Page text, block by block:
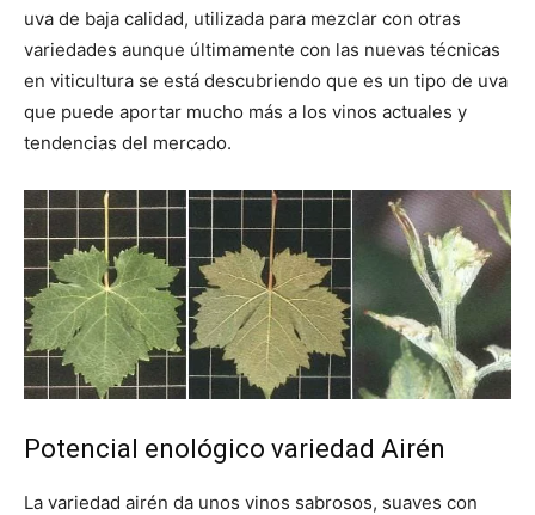
uva de baja calidad, utilizada para mezclar con otras
variedades aunque últimamente con las nuevas técnicas
en viticultura se está descubriendo que es un tipo de uva
que puede aportar mucho más a los vinos actuales y
tendencias del mercado.
Potencial enológico variedad Airén
La variedad airén da unos vinos sabrosos, suaves con